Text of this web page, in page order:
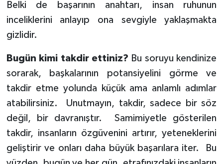
Belki de başarının anahtarı, insan ruhunun
inceliklerini anlayıp ona sevgiyle yaklaşmakta
gizlidir.
Bugün kimi takdir ettiniz? Bu soruyu kendinize
sorarak, başkalarının potansiyelini görme ve
takdir etme yolunda küçük ama anlamlı adımlar
atabilirsiniz. Unutmayın, takdir, sadece bir söz
değil, bir davranıştır. Samimiyetle gösterilen
takdir, insanların özgüvenini artırır, yeteneklerini
geliştirir ve onları daha büyük başarılara iter. Bu